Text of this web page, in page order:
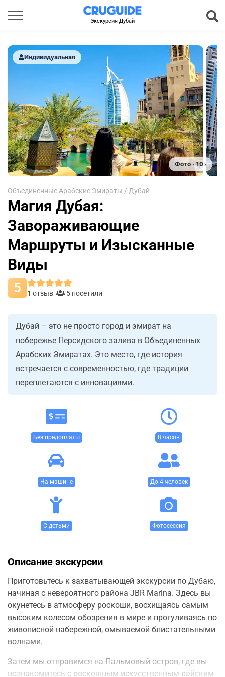
Экскурсия Дубай
Индивидуальная
Фото · 10 ›
Объединенные Арабские Эмираты / Дубай
Магия Дубая:
Завораживающие
Маршруты и Изысканные
Виды
5 1 отзыв 5 посетили
Дубай – это не просто город и эмират на
побережье Персидского залива в Объединенных
Арабских Эмиратах. Это место, где история
встречается с современностью, где традиции
переплетаются с инновациями.
Без предоплаты 8 часов
На машине До 4 человек
С детьми Фотосессия
Описание экскурсии
Приготовьтесь к захватывающей экскурсии по Дубаю,
начиная с невероятного района JBR Marina. Здесь вы
окунетесь в атмосферу роскоши, восхищаясь самым
высоким колесом обозрения в мире и прогуливаясь по
живописной набережной, омываемой блистательными
волнами.
Затем мы отправимся на Пальмовый остров, где вы
познакомитесь с роскошным искусственным райским